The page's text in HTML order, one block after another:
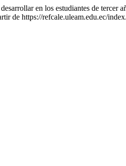
en los estudiantes de tercer
de https://refcale.uleam.edu.ec/